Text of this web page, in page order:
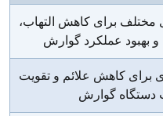
مختلف برای کاهش التهاب،
بهبود عملکرد گوارش
برای کاهش علائم و تقویت
دستگاه گوارش